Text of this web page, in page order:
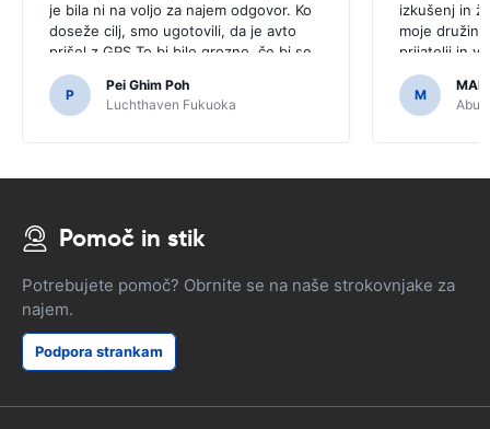
je bila ni na voljo za najem odgovor. Ko
doseže cilj, smo ugotovili, da je avto
prišel z GPS.To bi bilo grozno, če bi se
odločili za nakup GPS, kot je bilo
potrebno za navigacijo japonske ceste.
P
Pei Ghim Poh
Luchthaven Fukuoka
izkušenj in
moje
prijatelji in
dostopna in
M
Abu
Pomoč in stik
Potrebujete pomoč? Obrnite se na naše strokovnjake za
najem.
Podpora strankam